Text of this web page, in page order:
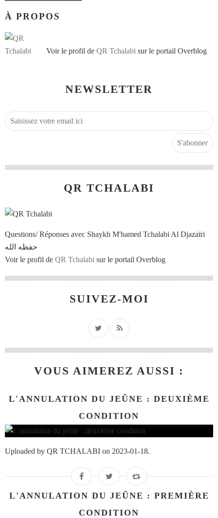
À PROPOS
Voir le profil de QR Tchalabi sur le portail Overblog
NEWSLETTER
QR TCHALABI
Questions/ Réponses avec Shaykh M'hamed Tchalabi Al Djazaïri
حفظه الله
Voir le profil de QR Tchalabi sur le portail Overblog
SUIVEZ-MOI
VOUS AIMEREZ AUSSI :
L'ANNULATION DU JEÛNE : DEUXIÈME
CONDITION
Uploaded by QR TCHALABI on 2023-01-18.
L'ANNULATION DU JEÛNE : PREMIÈRE
CONDITION